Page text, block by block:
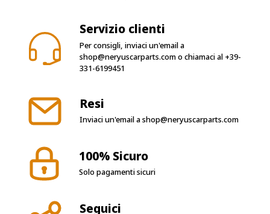
Servizio clienti
Per consigli, inviaci un'email a
shop@neryuscarparts.como chiamaci al +39-
331-6199451
Resi
Inviaci un'email ashop@neryuscarparts.com
100% Sicuro
Solo pagamenti sicuri
Seguici